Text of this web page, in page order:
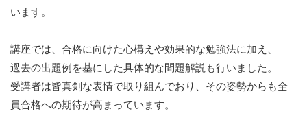
います。
講座では、合格に向けた心構えや効果的な勉強法に加え、
過去の出題例を基にした具体的な問題解説も行いました。
受講者は皆真剣な表情で取り組んでおり、その姿勢からも全
員合格への期待が高まっています。